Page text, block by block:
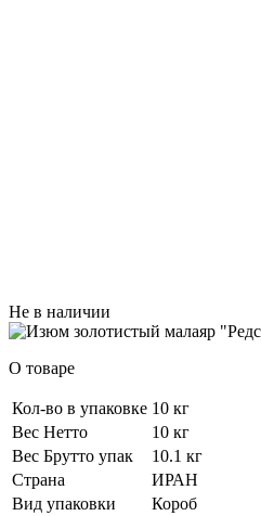
Не в наличии
О товаре
Кол-во в упаковке 10 кг
Вес Нетто
10 кг
Вес Брутто упак
10.1 кг
Страна
ИРАН
Вид упаковки
Короб